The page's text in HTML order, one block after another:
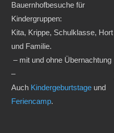
Bauernhofbesuche für
Kindergruppen:
Kita, Krippe, Schulklasse, Hort
und Familie.
– mit und ohne Übernachtung
–
Auch Kindergeburtstage und
Feriencamp.